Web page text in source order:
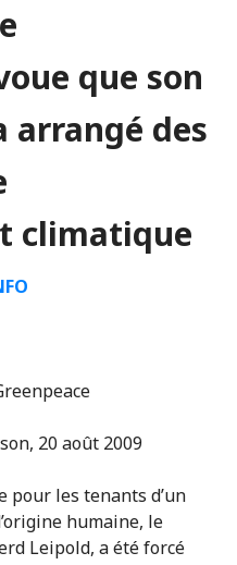
que son
arrangé des
climatique
20 août 2009
les tenants d’un
humaine, le
Leipold, a été forcé